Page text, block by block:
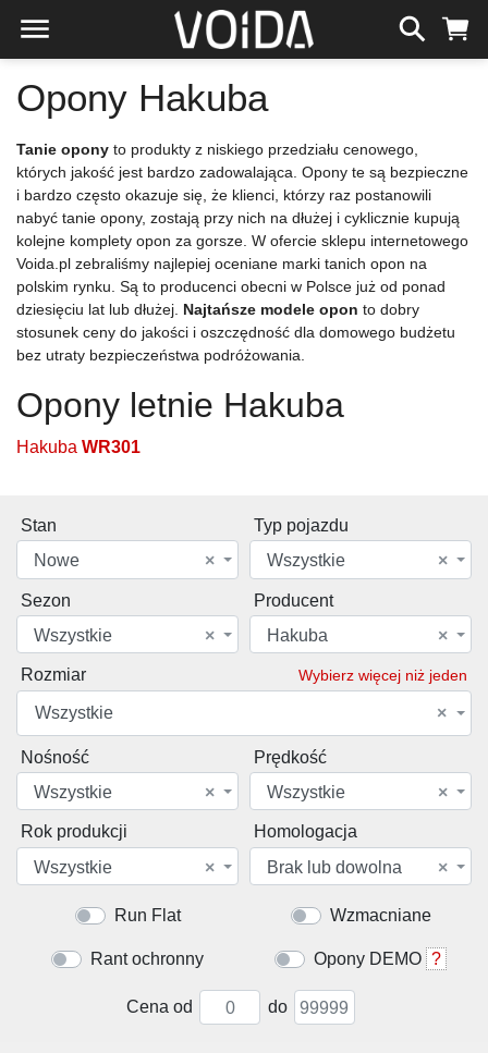
Opony Hakuba
Tanie opony to produkty z niskiego przedziału cenowego,
których jakość jest bardzo zadowalająca. Opony te są bezpieczne
i bardzo często okazuje się, że klienci, którzy raz postanowili
nabyć tanie opony, zostają przy nich na dłużej i cyklicznie kupują
kolejne komplety opon za gorsze. W ofercie sklepu internetowego
Voida.pl zebraliśmy najlepiej oceniane marki tanich opon na
polskim rynku. Są to producenci obecni w Polsce już od ponad
dziesięciu lat lub dłużej. Najtańsze modele opon to dobry
stosunek ceny do jakości i oszczędność dla domowego budżetu
bez utraty bezpieczeństwa podróżowania.
Opony letnie Hakuba
Hakuba WR301
Stan
×
Nowe
Typ pojazdu
×
Wszystkie
Sezon
×
Wszystkie
Producent
×
Hakuba
Rozmiar Wybierz więcej niż jeden
×
Wszystkie
Nośność
×
Wszystkie
Prędkość
×
Wszystkie
Rok produkcji
×
Wszystkie
Homologacja
×
Brak lub dowolna
Run Flat Wzmacniane
Rant ochronny Opony DEMO ?
Cena od do